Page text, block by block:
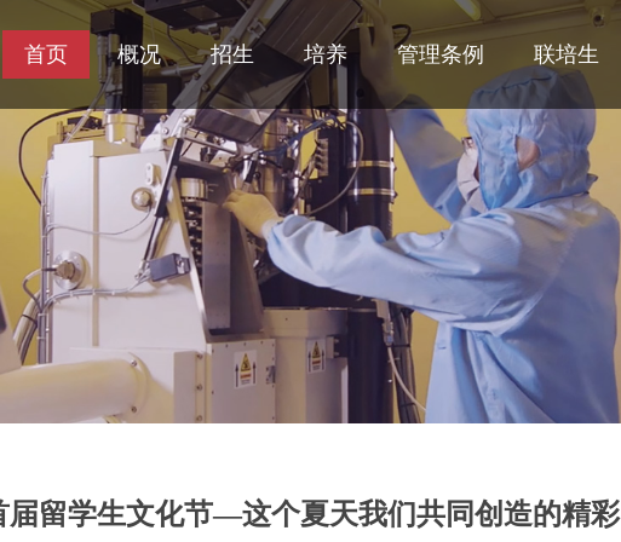
首页 概况 招生 培养 管理条例 联培生
届留学生文化节—这个夏天我们共同创造的精彩